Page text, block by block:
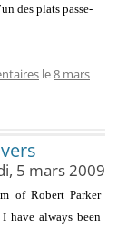
des plats passe-
le8 mars
5 mars 2009
of Robert Parker
have always been